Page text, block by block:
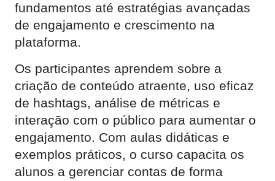
fundamentos até estratégias avançadas
de engajamento e crescimento na
plataforma.
Os participantes aprendem sobre a
criação de conteúdo atraente, uso eficaz
de hashtags, análise de métricas e
interação com o público para aumentar o
engajamento. Com aulas didáticas e
exemplos práticos, o curso capacita os
alunos a gerenciar contas de forma